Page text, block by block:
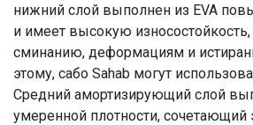
нижний слой выполнен из EVA
и имеет высокую износостойкость,
сминанию, деформациям и
этому, сабо Sahab могут
Средний амортизирующий слой
умеренной плотности, сочетающий